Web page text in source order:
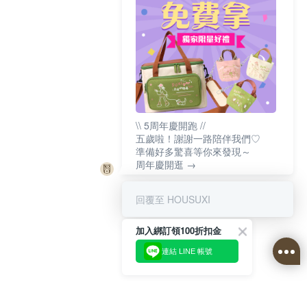
\\ 5周年慶開跑 //
五歲啦！謝謝一路陪伴我們♡
準備好多驚喜等你來發現～
周年慶開逛 →
回覆至 HOUSUXI
加入綁訂領100折扣金
連結 LINE 帳號